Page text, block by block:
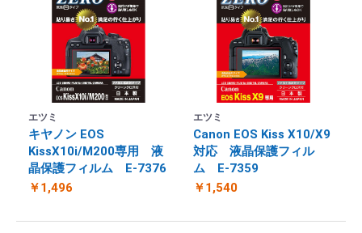
エツミ
キヤノン EOS
KissX10i/M200専用 液
晶保護フィルム E-7376
￥1,496
エツミ
Canon EOS Kiss X10/X9
対応 液晶保護フィル
ム E-7359
￥1,540